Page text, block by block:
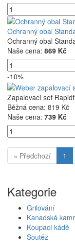
Ochranný obal
Ochranný obal
Naše cena: 869 Kč
-10%
Zapalovací set
Běžná cena: 819 Kč
Naše cena: 739 Kč
« Předchozí 1
Kategorie
Grilování
Kanadská
Koupací kádě
Soutěž